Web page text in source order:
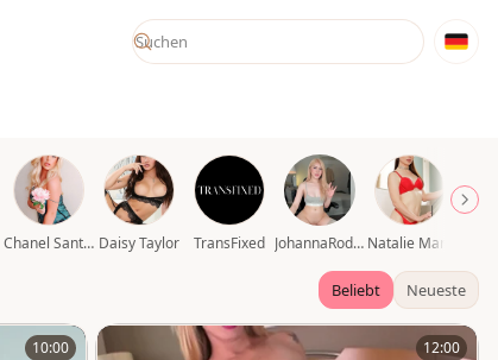
Chanel Santini Daisy Taylor TransFixed JohannaRodriguez69 Natalie Mars
Beliebt Neueste
10:00 12:00